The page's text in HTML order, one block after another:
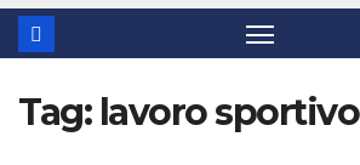
Tag: lavoro sportivo